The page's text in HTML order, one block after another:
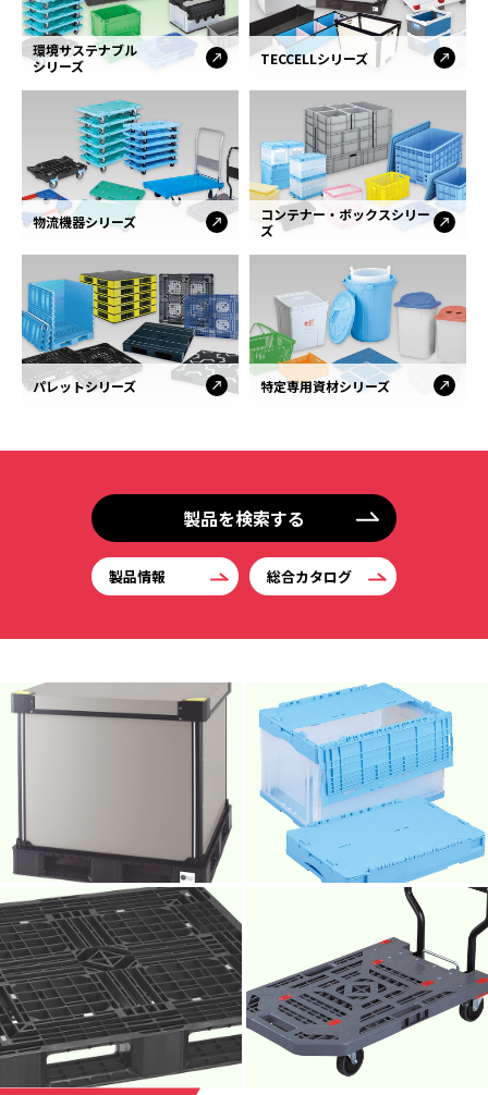
環境サステナブル
シリーズ
TECCELLシリーズ
物流機器シリーズ
コンテナー・ボックスシリー
ズ
パレットシリーズ 特定専用資材シリーズ
製品を検索する
製品情報 総合カタログ